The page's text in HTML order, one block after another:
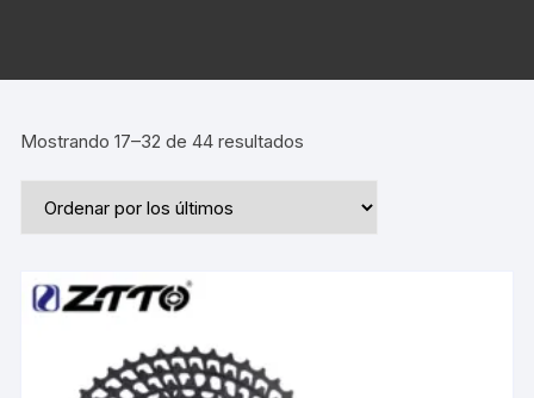
Mostrando 17–32 de 44 resultados